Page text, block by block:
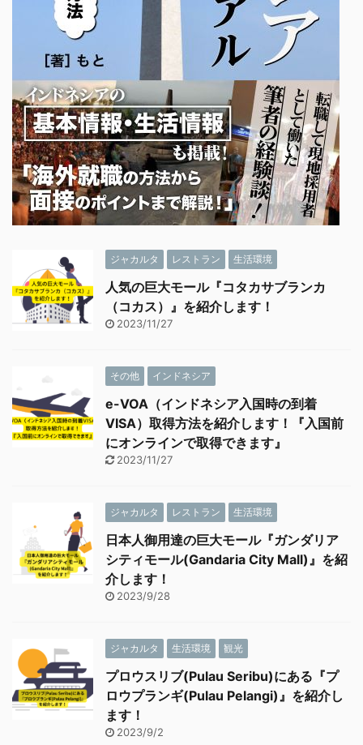
ジャカルタ レストラン 生活環境
人気の巨大モール『コタカサブランカ
（コカス）』を紹介します！
2023/11/27
その他 インドネシア
e-VOA（インドネシア入国時の到着
VISA）取得方法を紹介します！『入国前
にオンラインで取得できます』
2023/11/27
ジャカルタ レストラン 生活環境
日本人御用達の巨大モール『ガンダリア
シティモール(Gandaria City Mall)』を紹
介します！
2023/9/28
ジャカルタ 生活環境 観光
プロウスリブ(Pulau Seribu)にある『プ
ロウプランギ(Pulau Pelangi)』を紹介し
ます！
2023/9/2